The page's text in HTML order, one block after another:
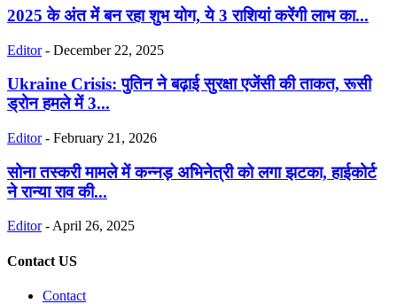
2025 के अंत में बन रहा शुभ योग, ये 3 राशियां करेंगी लाभ का...
Editor - December 22, 2025
Ukraine Crisis: पुतिन ने बढ़ाई सुरक्षा एजेंसी की ताकत, रूसी
ड्रोन हमले में 3...
Editor - February 21, 2026
सोना तस्करी मामले में कन्नड़ अभिनेत्री को लगा झटका, हाईकोर्ट
ने रान्या राव की...
Editor -April 26, 2025
Contact US
Contact